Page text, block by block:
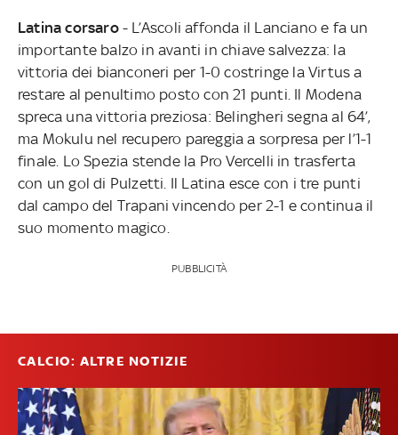
Latina corsaro- L’Ascoli affonda il Lanciano e fa un
importante balzo in avanti in chiave salvezza: la
vittoria dei bianconeri per 1-0 costringe la Virtus a
restare al penultimo posto con 21 punti. Il Modena
spreca una vittoria preziosa: Belingheri segna al 64’,
ma Mokulu nel recupero pareggia a sorpresa per l’1-1
finale. Lo Spezia stende la Pro Vercelli in trasferta
con un gol di Pulzetti. Il Latina esce con i tre punti
dal campo del Trapani vincendo per 2-1 e continua il
suo momento magico.
PUBBLICITÀ
CALCIO: ALTRE NOTIZIE